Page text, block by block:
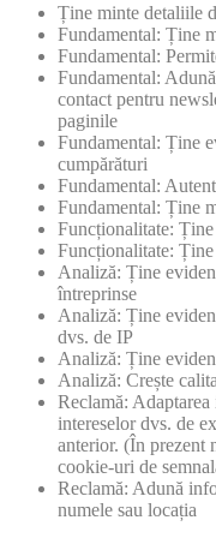
Ține minte detaliile
Fundamental: Ține
Fundamental:
Fundamental:
contact pentru
paginile
Fundamental: Ține
cumpărături
Fundamental:
Fundamental: Ține
Funcționalitate:
Funcționalitate: Ține
Analiză: Ține
întreprinse
Analiză: Ține
dvs. de IP
Analiză: Ține
Analiză: Crește
Reclamă:
intereselor dvs. de
anterior. (În prezent
cookie-uri de
Reclamă: Adună
numele sau locația